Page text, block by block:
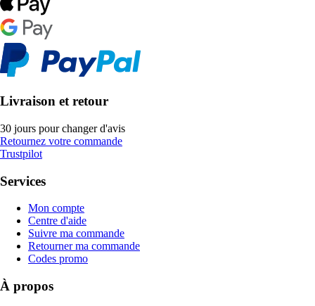
Livraison et retour
30 jours pour changer d'avis
Retournez votre commande
Trustpilot
Services
Mon compte
Centre d'aide
Suivre ma commande
Retourner ma commande
Codes promo
À propos